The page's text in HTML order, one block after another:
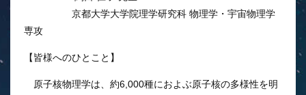
京都大学大学院理学研究科 物理学・宇宙物理学
専攻
【皆様へのひとこと】
原子核物理学は、約6,000種におよぶ原子核の多様性を明